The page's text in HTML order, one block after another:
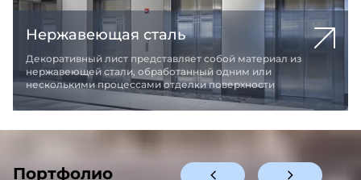
из
Панели для внутренней
Панели с перфорацией, без перфорации или
декорированные из алюминия или
для внутренней отделки
Портфолио